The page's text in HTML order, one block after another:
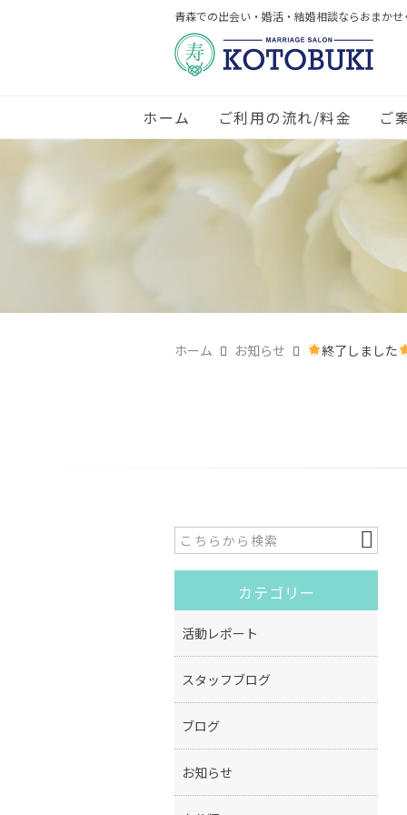
青森での出会い・婚活・結婚相談ならおまかせ
ホーム ご利用の流れ/料金 ご
ホーム お知らせ 終了しました
カテゴリー
活動レポート
スタッフブログ
ブログ
お知らせ